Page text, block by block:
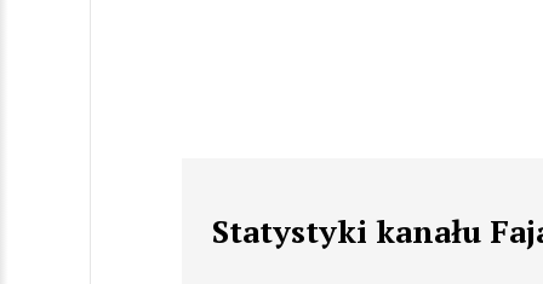
Statystyki kanału